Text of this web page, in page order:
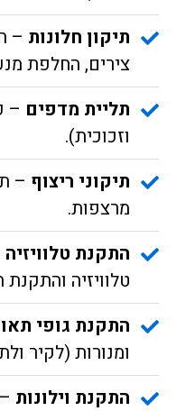
תיקון חלונות –
צירים, החלפת
תליית מדפים –
וזכוכית).
תיקוני ריצוף
מרצפות.
התקנת טלוויזיה
טלוויזיה
התקנת גופי
ומנורות (לקיר
התקנת וילונות